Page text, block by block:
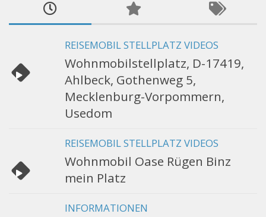
REISEMOBIL STELLPLATZ VIDEOS
Wohnmobilstellplatz, D-17419,
Ahlbeck, Gothenweg 5,
Mecklenburg-Vorpommern,
Usedom
REISEMOBIL STELLPLATZ VIDEOS
Wohnmobil Oase Rügen Binz
mein Platz
INFORMATIONEN